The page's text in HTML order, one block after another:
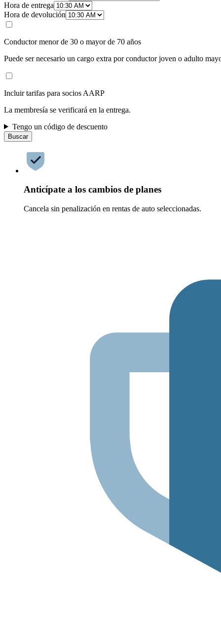
Hora de entrega
Hora de devolución
Conductor menor de 30 o mayor de 70 años
Puede ser necesario un cargo extra por conductor joven o adulto
Incluir tarifas para socios AARP
La membresía se verificará en la entrega.
Tengo un código de descuento
Buscar
Anticípate a los cambios de planes
Cancela sin penalización en rentas de auto seleccionadas.